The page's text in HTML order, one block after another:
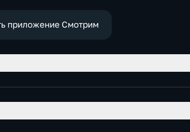
приложение Смотрим